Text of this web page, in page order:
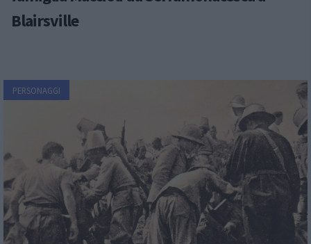
Blairsville
PERSONAGGI